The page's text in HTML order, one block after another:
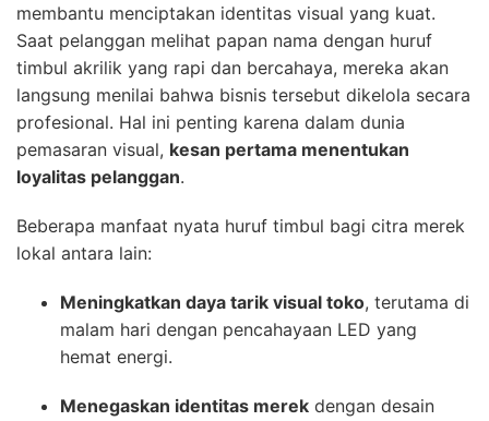
membantu menciptakan identitas visual yang kuat.
Saat pelanggan melihat papan nama dengan huruf
timbul akrilik yang rapi dan bercahaya, mereka akan
langsung menilai bahwa bisnis tersebut dikelola secara
profesional. Hal ini penting karena dalam dunia
pemasaran visual, kesan pertama menentukan
loyalitas pelanggan.
Beberapa manfaat nyata huruf timbul bagi citra merek
lokal antara lain:
Meningkatkan daya tarik visual toko, terutama di
malam hari dengan pencahayaan LED yang
hemat energi.
Menegaskan identitas merek dengan desain